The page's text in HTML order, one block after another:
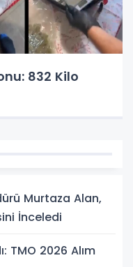
832 Kilo
Murtaza Alan,
İnceledi
TMO 2026 Alım